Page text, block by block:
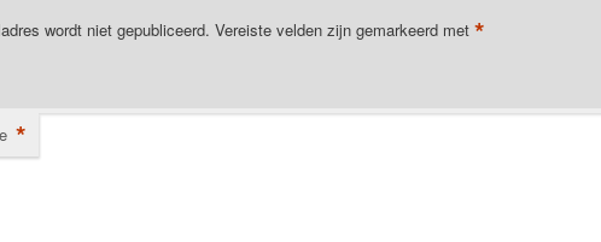
wordt niet gepubliceerd. Vereiste velden zijn gemarkeerd met *
*